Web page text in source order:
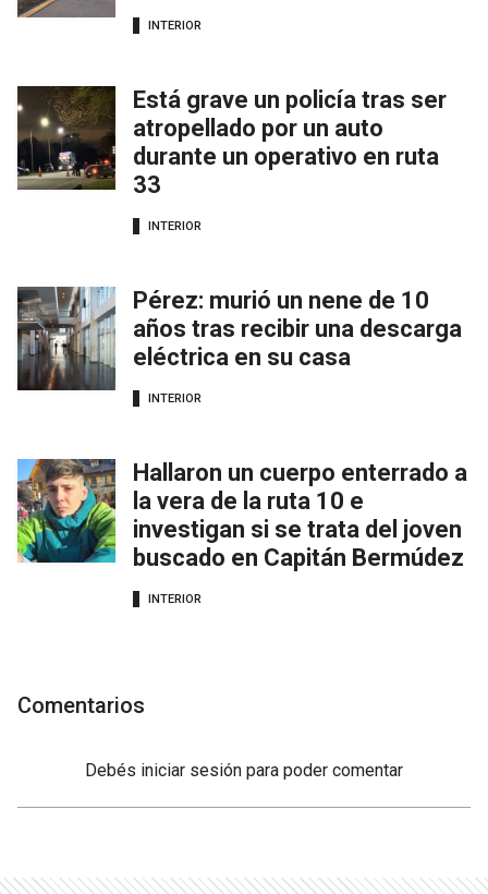
INTERIOR
Está grave un policía tras ser
atropellado por un auto
durante un operativo en ruta
33
INTERIOR
Pérez: murió un nene de 10
años tras recibir una descarga
eléctrica en su casa
INTERIOR
Hallaron un cuerpo enterrado a
la vera de la ruta 10 e
investigan si se trata del joven
buscado en Capitán Bermúdez
INTERIOR
Comentarios
Debés iniciar sesión para poder comentar